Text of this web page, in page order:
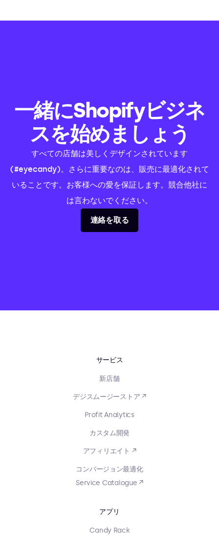
一緒にShopifyビジネ
スを始めましょう
すべての店舗は美しくデザインされています
(#eyecandy)。さらに重要なのは、販売に最適化されて
いることです。お客様への愛を保証します。競合他社に
は言わないでください。
連絡を取る
サービス
新店舗
デジスムージーストア ↗
Profit Analytics
カスタム開発
アフィリエイト ↗
コンバージョン最適化
Service Catalogue ↗
アプリ
Candy Rack